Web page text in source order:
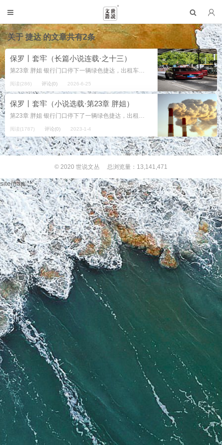
关于捷达的文章共有2条
保罗丨套牢（长篇小说连载·之十三）
第23章 胖姐 银行门口停下一辆绿色捷达，出租车，钱坤从后排下来。来到这陌生的地儿，他不由抬头张望，习惯性地朝远处。眼神闪着彷徨与困惑。 这座小镇笼罩在一个“灰”里。它的马路灰蒙蒙的，路上尘沙也不知多少年了。破损...
阅读(286) 评论(0) 2026-6-25
保罗丨套牢（小说选载·第23章 胖姐）
第23章 胖姐 银行门口停下了一辆绿色捷达，出租车，钱坤从后排下来。来到这陌生的地儿，他不由得抬头张望，习惯性地朝远处看。他的眼神闪着彷徨与困惑。 这座小镇是笼罩在一个“灰”里。它的马路灰蒙蒙的，路上尘沙也不知...
阅读(1787) 评论(0) 2023-1-4
© 2020 世说文丛 总浏览量：13,141,471
sitemap